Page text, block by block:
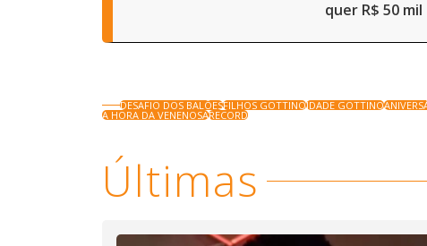
quer R$ 50 mil
DESAFIO DOS BALÕESFILHOS GOTTINOIDADE GOTTINO
A HORA DA VENENOSARECORD
Últimas